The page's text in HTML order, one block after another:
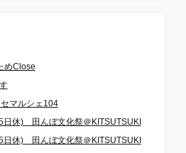
めClose
マルシェ104
日休) 田んぼ文化祭＠KITSUTSUKI
日休) 田んぼ文化祭＠KITSUTSUKI